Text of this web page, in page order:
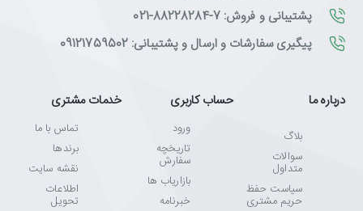
پشتیبانی و فروش: 7-88228284-021
پیگیری سفارشات و ارسال و پشتیبانی: 09121759502
درباره ما
بلاگ
سوالات
متداول
سیاست حفظ
حریم مشتری
حساب کاربری
ورود
تاریخچه
سفارش
بازاریاب ها
خبرنامه
خدمات مشتری
تماس با ما
برندها
نقشه سایت
اطلاعات
تحویل